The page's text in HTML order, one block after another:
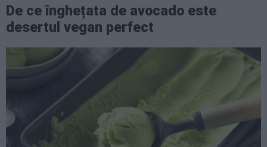
De ce înghețata de avocado este
desertul vegan perfect